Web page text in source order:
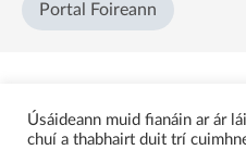
Portal Foireann
Úsáideann muid fianáin ar ár
chuí a thabhairt duit trí